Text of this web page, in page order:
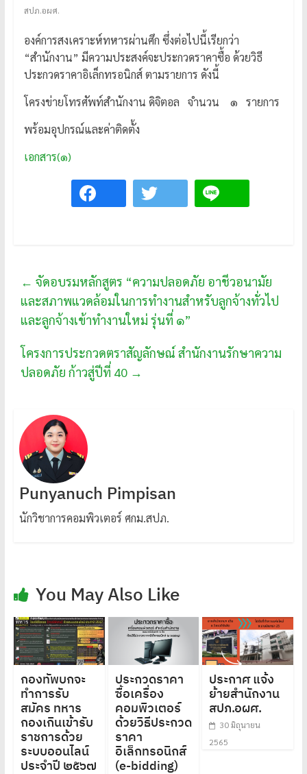
สปภ.อผศ.
องค์การสงเคราะห์ทหารผ่านศึก ซึ่งต่อไปนี้เรียกว่า
“สำนักงาน” มีความประสงค์จะประกวดราคาซื้อ ด้วยวิธี
ประกวดราคาอิเล็กทรอนิกส์ ตามรายการ ดังนี้
โครงข่ายโทรศัพท์สำนักงาน ดิจิตอล จำนวน ๑ รายการ
พร้อมอุปกรณ์และค่าติดตั้ง
เอกสาร(๑)
← จัดอบรมหลักสูตร “ความปลอดภัย อาชีวอนามัย
และสภาพแวดล้อมในการทำงานสำหรับลูกจ้างทั่วไป
และลูกจ้างเข้าทำงานใหม่ รุ่นที่ ๑”
โครงการประกวดตราสัญลักษณ์ สำนักงานรักษาความ
ปลอดภัย ก้าวสู่ปีที่ 40 →
Punyanuch Pimpisan
นักวิชาการคอมพิวเตอร์ ศกม.สปภ.
You May Also Like
กองทัพบกจะ
ทำการรับ
สมัคร ทหาร
กองเกินเข้ารับ
ราชการด้วย
ระบบออนไลน์
ประจำปี ๒๕๖๗
ประกวดราคา
ซื้อเครื่อง
คอมพิวเตอร์
ด้วยวิธีประกวด
ราคา
อิเล็กทรอนิกส์
(e-bidding)
ประกาศ แจ้ง
ย้ายสำนักงาน
สปภ.อผศ.
30 มิถุนายน
2565